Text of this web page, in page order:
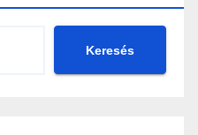
Keresés